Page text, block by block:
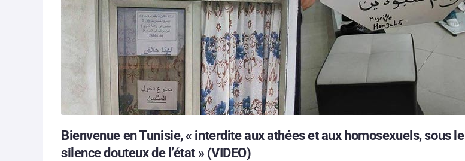
Bienvenue en Tunisie, « interdite aux athées et aux homosexuels, sous le
silence douteux de l’état » (VIDEO)